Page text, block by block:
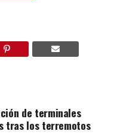
de terminales
tras los terremotos